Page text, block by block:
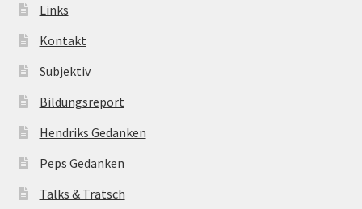
Links
Kontakt
Subjektiv
Bildungsreport
Hendriks Gedanken
Peps Gedanken
Talks & Tratsch